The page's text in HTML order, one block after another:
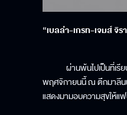
“เบลล่า-เกรท-เจมส์ จิ
ผ่านพ้นไปเป็นที่เรียบร้
พฤศจิกายนนี้ ณ ตึกมาลีน
แสดงมามอบความสุขให้แ